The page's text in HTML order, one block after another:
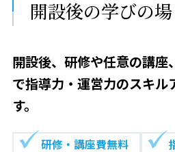
開設後の学びの場
開設後、研修や任意の講座
で指導力・運営力のスキル
す。
研修・講座費無料